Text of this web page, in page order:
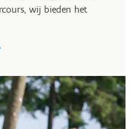
wij bieden het